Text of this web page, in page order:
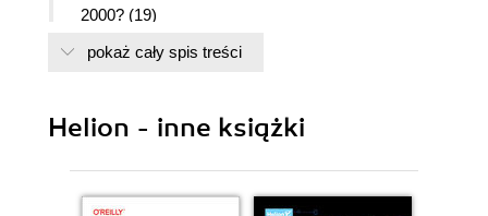
2000? (19)
Trochę po staremu, trochę po nowemu -
interfejs użytkownika systemu Windows 2000
Nowy program instalacyjny (25)
Obsługa urządzeń w systemie Windows 2000
(26)
Narzędzia do zarządzania systemem
pokaż cały spis treści
Helion - inne książki